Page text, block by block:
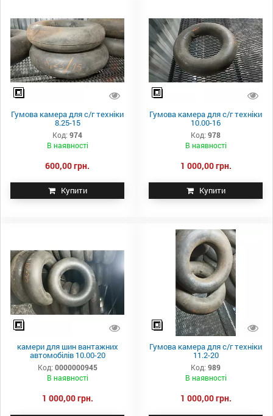
Гумова камера для с/г техніки
8.25-15
Код: 974
В наявності
600,00 грн.
Купити
Гумова камера для с/г техніки
10.00-16
Код: 978
В наявності
1 000,00 грн.
Купити
камери для шин вантажних
автомобілів 10.00-20
Код: 0000000945
В наявності
1 000,00 грн.
Гумова камера для с/г техніки
11.2-20
Код: 989
В наявності
1 000,00 грн.